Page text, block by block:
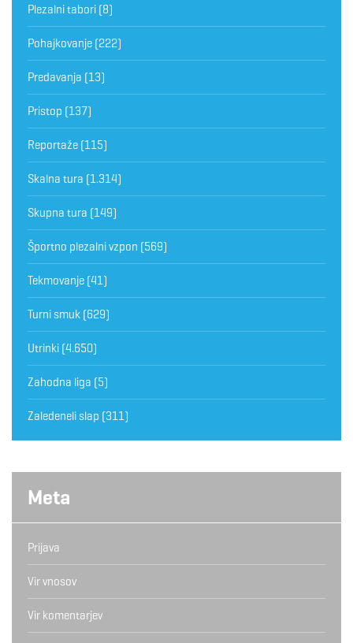
Plezalni tabori (8)
Pohajkovanje (222)
Predavanja (13)
Pristop (137)
Reportaže (115)
Skalna tura (1.314)
Skupna tura (149)
Športno plezalni vzpon (569)
Tekmovanje (41)
Turni smuk (629)
Utrinki (4.650)
Zahodna liga (5)
Zaledeneli slap (311)
Meta
Prijava
Vir vnosov
Vir komentarjev